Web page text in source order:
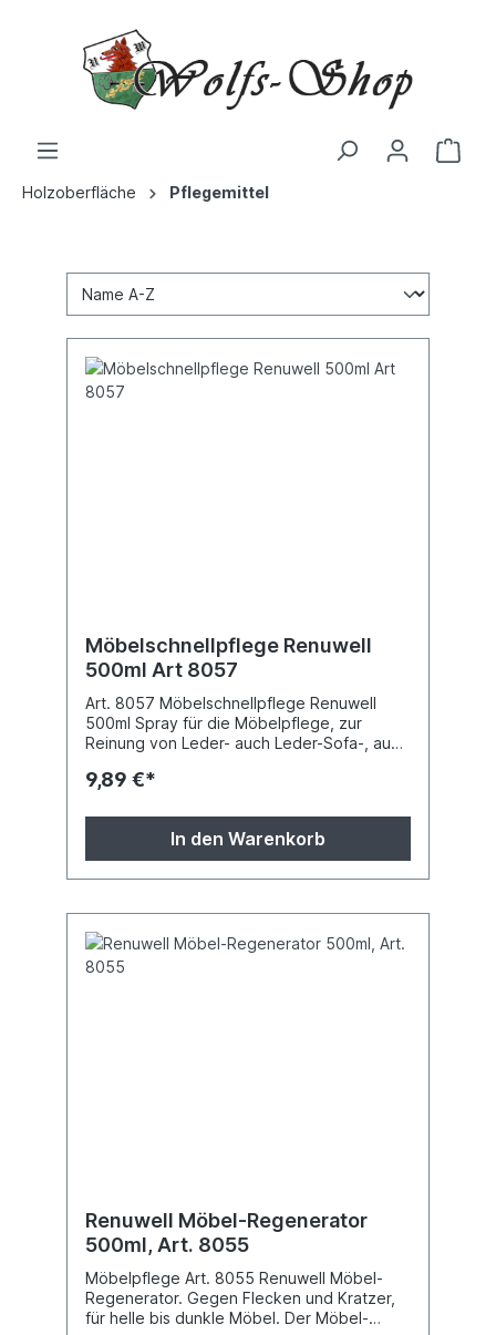
Holzoberfläche Pflegemittel
Möbelschnellpflege Renuwell
500ml Art 8057
Art. 8057 Möbelschnellpflege Renuwell
500ml Spray für die Möbelpflege, zur
Reinung von Leder- auch Leder-Sofa-, auch
versiegelt mit Wachs!
9,89 €*
In den Warenkorb
Renuwell Möbel-Regenerator
500ml, Art. 8055
Möbelpflege Art. 8055 Renuwell Möbel-
Regenerator. Gegen Flecken und Kratzer,
für helle bis dunkle Möbel. Der Möbel-